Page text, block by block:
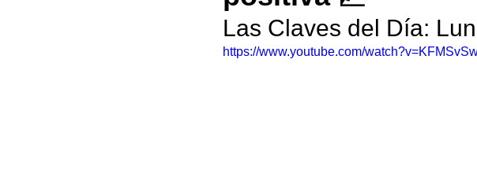
Las Claves del Día:
https://www.youtube.com/